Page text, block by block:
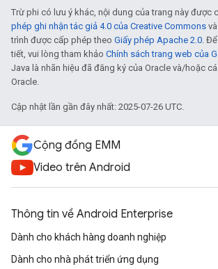
Trừ phi có lưu ý khác, nội dung của trang này được
phép ghi nhận tác giả 4.0 của Creative Commons
trình được cấp phép theo Giấy phép Apache 2.0.
tiết, vui lòng tham khảo Chính sách trang web của
Java là nhãn hiệu đã đăng ký của Oracle và/hoặc
Oracle.
Cập nhật lần gần đây nhất: 2025-07-26 UTC.
Cộng đồng EMM
Video trên Android
Thông tin về Android Enterprise
Dành cho khách hàng doanh nghiệp
Dành cho nhà phát triển ứng dụng